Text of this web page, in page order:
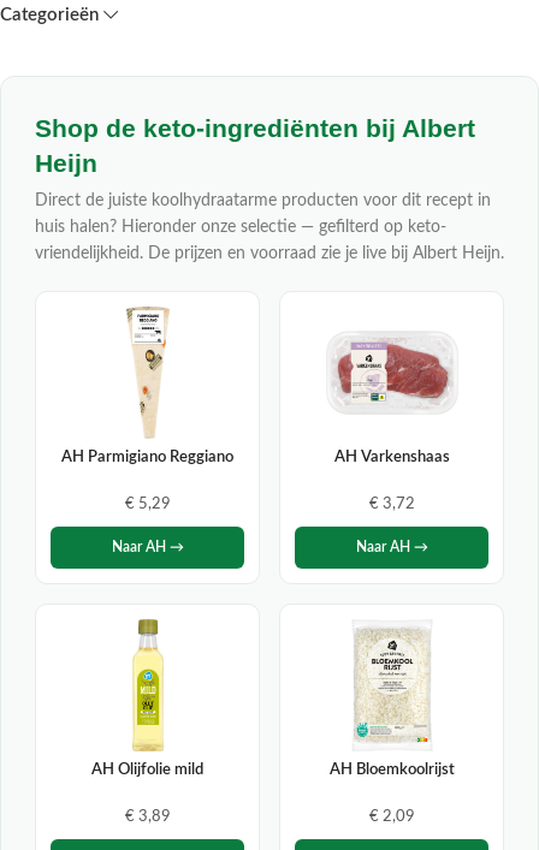
Categorieën
Shop de keto-ingrediënten bij Albert
Heijn
Direct de juiste koolhydraatarme producten voor dit recept in
huis halen? Hieronder onze selectie — gefilterd op keto-
vriendelijkheid. De prijzen en voorraad zie je live bij Albert Heijn.
AH Parmigiano Reggiano
€ 5,29
Naar AH →
AH Varkenshaas
€ 3,72
Naar AH →
AH Olijfolie mild
€ 3,89
AH Bloemkoolrijst
€ 2,09